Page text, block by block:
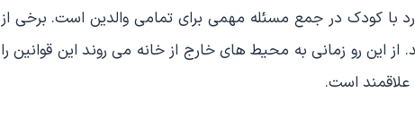
با کودک در جمع مسئله مهمی برای تمامی والدین است. برخی از
این رو زمانی به محیط های خارج از خانه می روند این قوانین را
علاقمند است.